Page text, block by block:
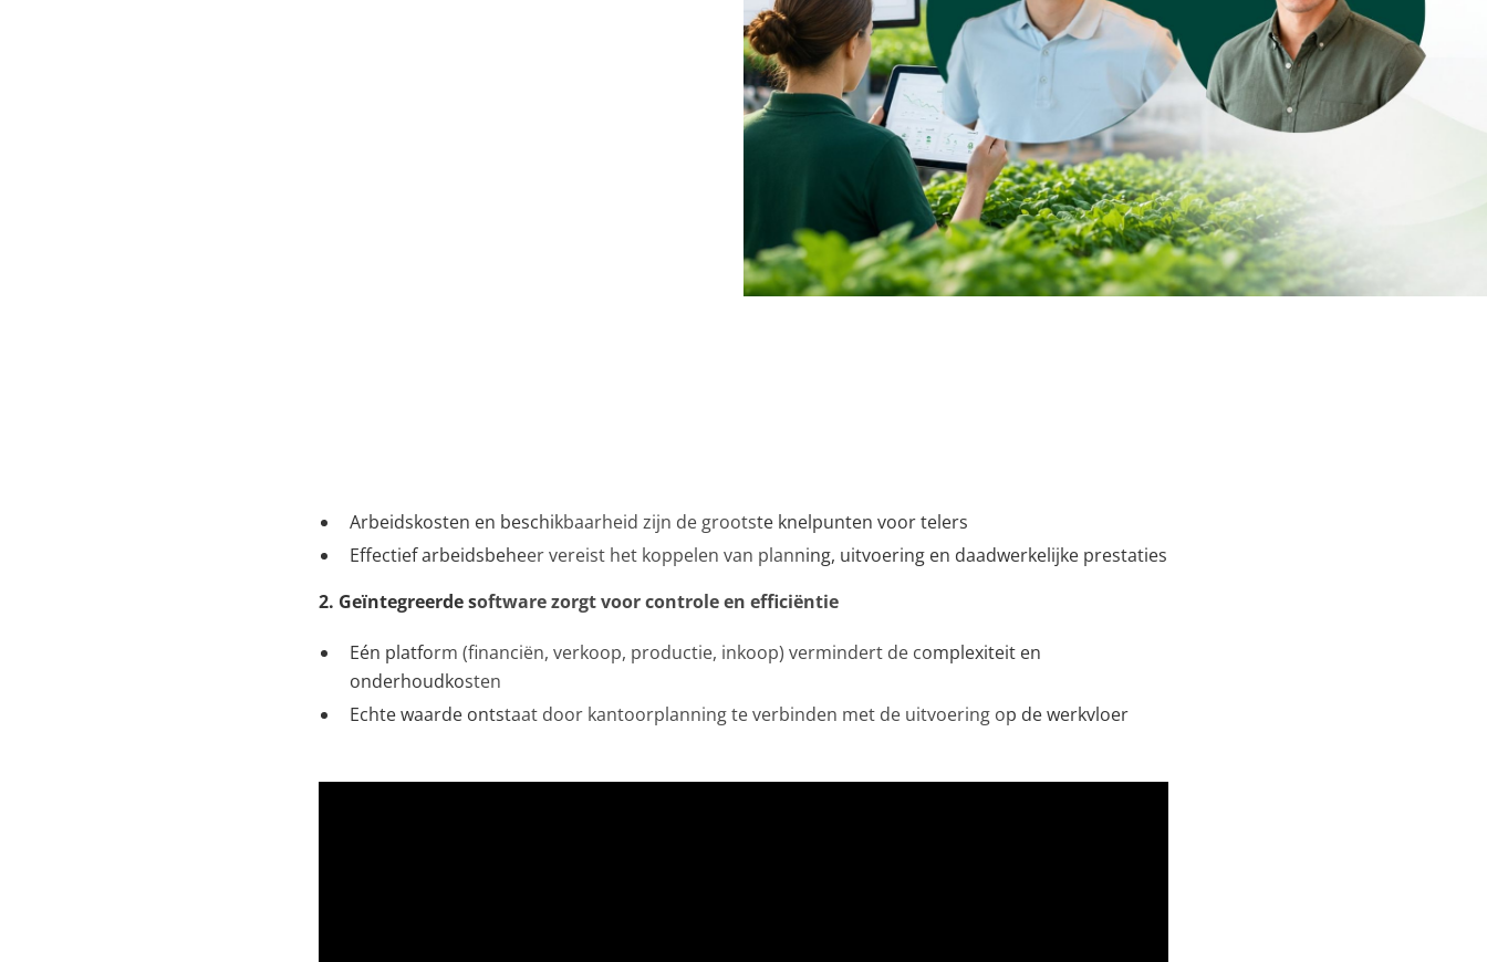
Arbeidskosten en beschikbaarheid zijn de grootste knelpunten voor telers
Effectief arbeidsbeheer vereist het koppelen van planning, uitvoering en daadwerkelijke prestaties
2. Geïntegreerde software zorgt voor controle en efficiëntie
Eén platform (financiën, verkoop, productie, inkoop) vermindert de complexiteit en
onderhoudkosten
Echte waarde ontstaat door kantoorplanning te verbinden met de uitvoering op de werkvloer